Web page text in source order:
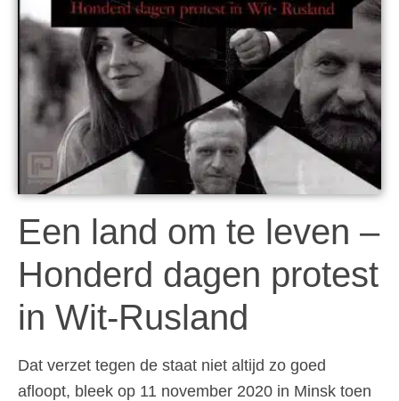
Een land om te leven –
Honderd dagen protest
in Wit-Rusland
Dat verzet tegen de staat niet altijd zo goed
afloopt, bleek op 11 november 2020 in Minsk toen